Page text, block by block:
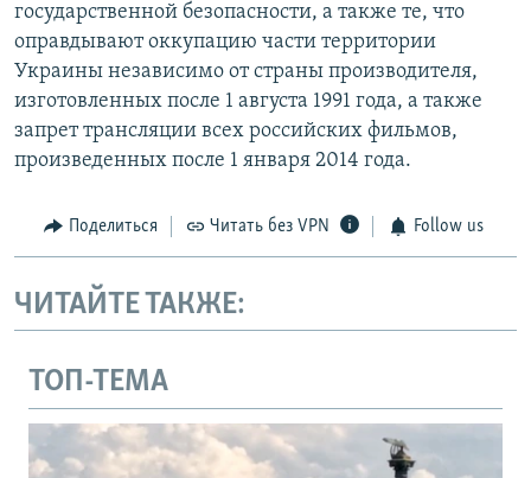
государственной безопасности, а также те, что
оправдывают оккупацию части территории
Украины независимо от страны производителя,
изготовленных после 1 августа 1991 года, а также
запрет трансляции всех российских фильмов,
произведенных после 1 января 2014 года.
Поделиться Читать без VPN Follow us
ЧИТАЙТЕ ТАКЖЕ:
ТОП-ТЕМА